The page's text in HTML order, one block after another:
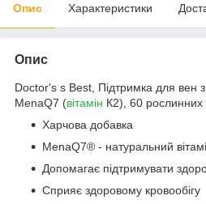
Опис Характеристики
Опис
Doctor's s Best, Підтримка для вен
MenaQ7 (вітамін К2), 60 рослинних
Харчова добавка
MenaQ7® - натуральний
Допомагає підтримувати
Сприяє здоровому кровообігу